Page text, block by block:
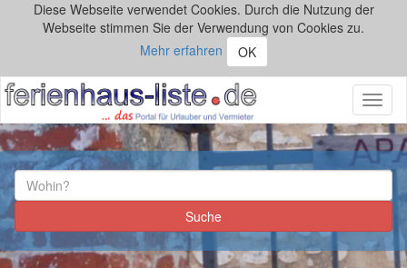
Diese Webseite verwendet Cookies. Durch die Nutzung der
Webseite stimmen Sie der Verwendung von Cookies zu.
Mehr erfahren
OK